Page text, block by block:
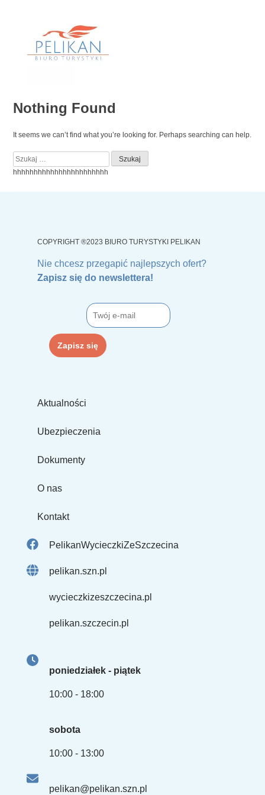
Nothing Found
It seems we can’t find what you’re looking for. Perhaps searching can help.
Szukaj:
hhhhhhhhhhhhhhhhhhhhhhh
Nie chcesz przegapić najlepszych ofert?
Zapisz się do newslettera!
COPYRIGHT ®2023 BIURO TURYSTYKI PELIKAN
Aktualności
Ubezpieczenia
Dokumenty
O nas
Kontakt
PelikanWycieczkiZeSzczecina
pelikan.szn.pl
wycieczkizeszczecina.pl
pelikan.szczecin.pl
poniedziałek - piątek
10:00 - 18:00
sobota
10:00 - 13:00
pelikan@pelikan.szn.pl